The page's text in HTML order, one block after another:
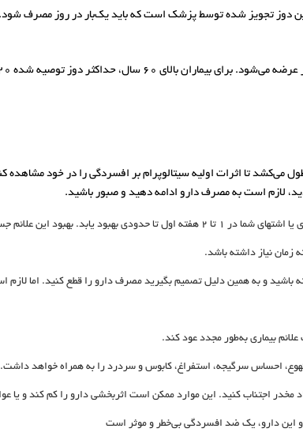
لازم است به مصرف دارو ادامه دهید و صبور باشید.
و به همین دلیل تصمیم بگیرید مصرف دارو را قطع کنید. اما لازم
بیماری به‌طور مجدد عود کند.
تهوع، احساس سرگیجه، استفراغ، کابوس و سردرد را به همراه خواهد
مخدر اجتناب کنید. این موارد ممکن است اثربخشی دارو را کم کند و یا
و این دارو، یک ضد افسردگی بی‌خطر و موثر است